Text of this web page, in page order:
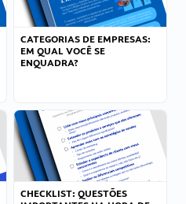
CATEGORIAS DE EMPRESAS:
EM QUAL VOCÊ SE
ENQUADRA?
CHECKLIST: QUESTÕES